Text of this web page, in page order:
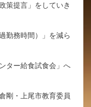
策提言」をしていき
勤務時間）」を減ら
ター給食試食会」へ
剛・上尾市教育委員